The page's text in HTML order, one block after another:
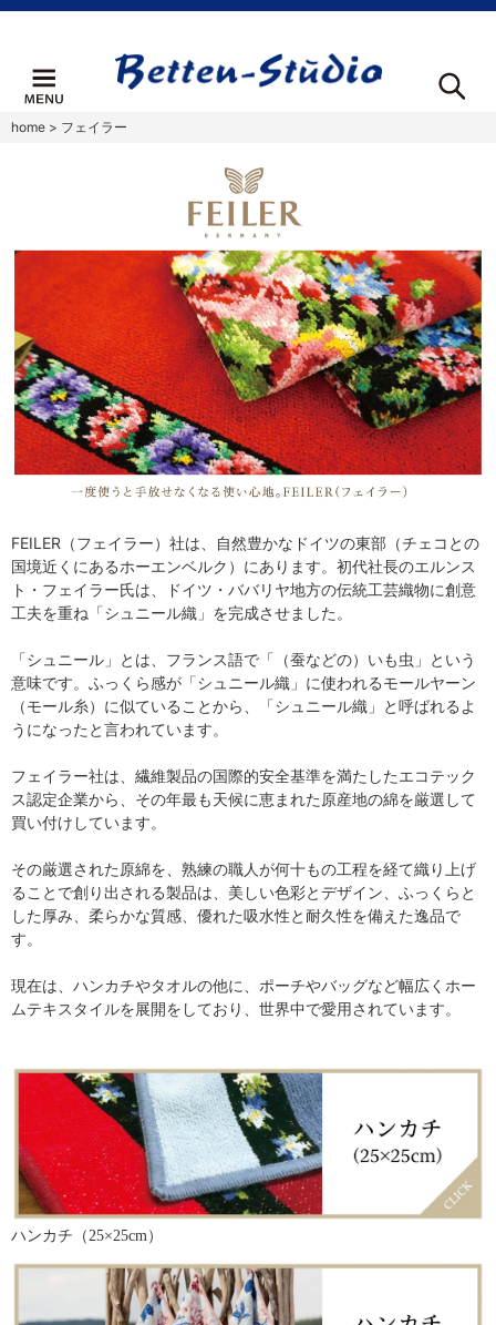
home > フェイラー
FEILER（フェイラー）社は、自然豊かなドイツの東部（チェコとの
国境近くにあるホーエンベルク）にあります。初代社長のエルンス
ト・フェイラー氏は、ドイツ・ババリヤ地方の伝統工芸織物に創意
工夫を重ね「シュニール織」を完成させました。
「シュニール」とは、フランス語で「（蚕などの）いも虫」という
意味です。ふっくら感が「シュニール織」に使われるモールヤーン
（モール糸）に似ていることから、「シュニール織」と呼ばれるよ
うになったと言われています。
フェイラー社は、繊維製品の国際的安全基準を満たしたエコテック
ス認定企業から、その年最も天候に恵まれた原産地の綿を厳選して
買い付けしています。
その厳選された原綿を、熟練の職人が何十もの工程を経て織り上げ
ることで創り出される製品は、美しい色彩とデザイン、ふっくらと
した厚み、柔らかな質感、優れた吸水性と耐久性を備えた逸品で
す。
現在は、ハンカチやタオルの他に、ポーチやバッグなど幅広くホー
ムテキスタイルを展開をしており、世界中で愛用されています。
ハンカチ（25×25cm）